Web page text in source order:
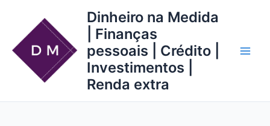
conteúdo
Dinheiro na Medida
| Finanças
pessoais | Crédito |
Investimentos |
Renda extra